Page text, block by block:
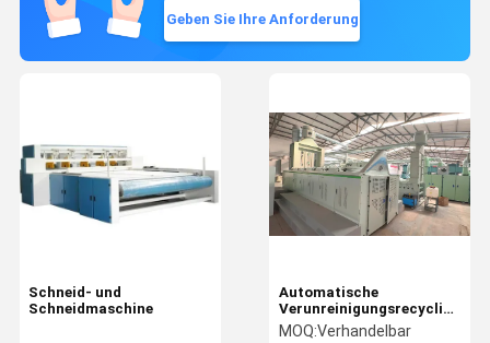
Geben Sie Ihre Anforderung
Automatische
für textile Abfälle
MOQ:Verhandelbar
Schneid- und
Schneidmaschine